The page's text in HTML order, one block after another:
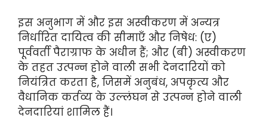
इस अनुभाग में और इस अस्वीकरण में अन्यत्र
निर्धारित दायित्व की सीमाएँ और निषेध: (ए)
पूर्ववर्ती पैराग्राफ के अधीन हैं; और (बी) अस्वीकरण
के तहत उत्पन्न होने वाली सभी देनदारियों को
नियंत्रित करता है, जिसमें अनुबंध, अपकृत्य और
वैधानिक कर्तव्य के उल्लंघन से उत्पन्न होने वाली
देनदारियां शामिल हैं।